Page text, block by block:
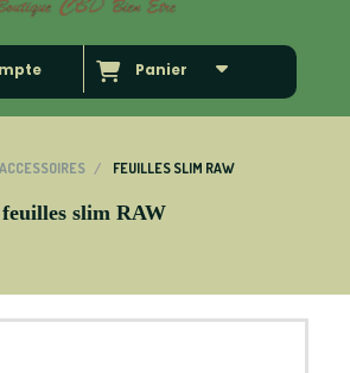
Panier
ACCESSOIRES FEUILLES SLIM RAW
feuilles slim RAW